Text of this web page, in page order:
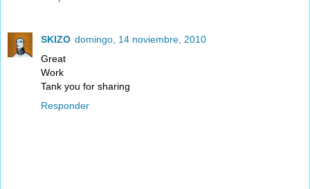
SKIZO domingo, 14 noviembre, 2010
Great
Work
Tank you for sharing
Responder